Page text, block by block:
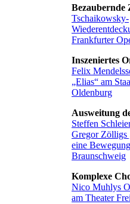
Bezaubernde
Tschaikowsky-
Frankfurter
Inszeniertes
Felix
„Elias“ am
Oldenburg
Ausweitung
Steffen
Gregor Zölligs
eine
Braunschweig
Komplexe
Nico Muhlys
am Theater